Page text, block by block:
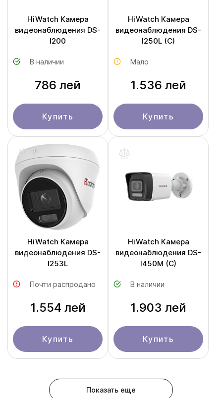
HiWatch Камера
видеонаблюдения DS-
I200
В наличии
786 лей
Купить
HiWatch Камера
видеонаблюдения DS-
I250L (С)
Мало
1.536 лей
Купить
HiWatch Камера
видеонаблюдения DS-
I253L
Почти распродано
1.554 лей
Купить
HiWatch Камера
видеонаблюдения DS-
I450M (C)
В наличии
1.903 лей
Купить
Показать еще